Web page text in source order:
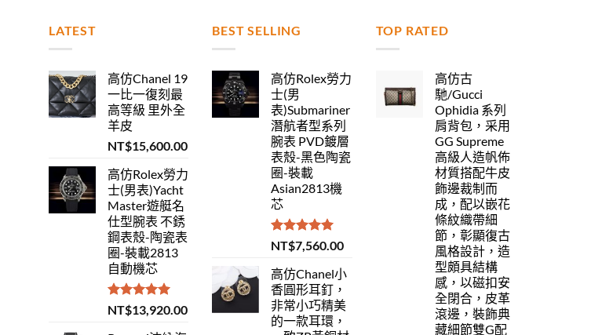
LATEST
高仿Chanel 19
一比一復刻最
高等級 里外全
羊皮
NT$15,600.00
高仿Rolex勞力
士(男表)Yacht
Master遊艇名
仕型腕表 不銹
鋼表殼-陶瓷表
圈-裝載2813
自動機芯
評分5.00
滿分 5
NT$13,920.00
BEST SELLING
高仿Rolex勞力
士(男
表)Submariner
潛航者型系列
腕表 PVD鍍層
表殼-黑色陶瓷
圈-裝載
Asian2813機
芯
評分 5.00
滿分 5
NT$7,560.00
高仿Chanel小
香圓形耳釘，
非常小巧精美
的一款耳環，
TOP RATED
高仿古
馳/Gucci
Ophidia 系列
肩背包，采用
GG Supreme
高級人造帆佈
材質搭配牛皮
飾邊裁制而
成，配以嵌花
條紋織帶細
節，彰顯復古
風格設計，造
型頗具結構
感，以磁扣安
全閉合，皮革
滾邊，裝飾典
藏細節雙G配